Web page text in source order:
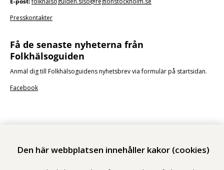
Den här webbplatsen innehåller kakor (cookies)
Presskontakter
Få de senaste nyheterna från
Folkhälsoguiden
Anmäl dig till Folkhälsoguidens nyhetsbrev via formulär på startsidan.
Facebook